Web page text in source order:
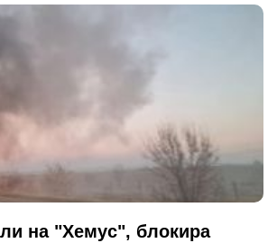
на "Хемус", блокира